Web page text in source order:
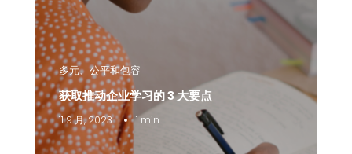
多元、公平和包容
获取推动企业学习的 3 大要点
11 9 月, 2023 1 min